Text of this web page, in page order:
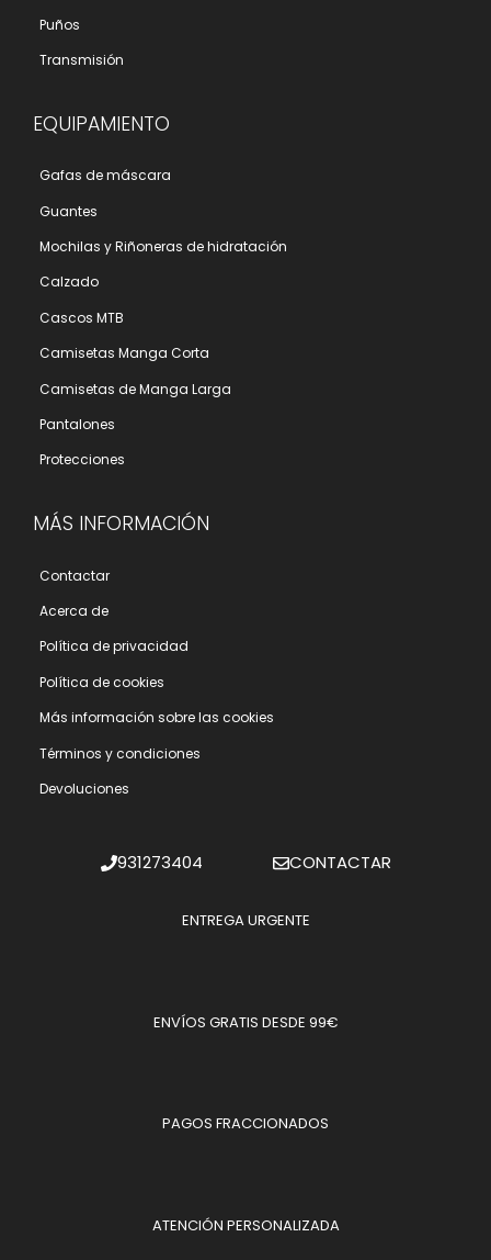
Puños
Transmisión
EQUIPAMIENTO
Gafas de máscara
Guantes
Mochilas y Riñoneras de hidratación
Calzado
Cascos MTB
Camisetas Manga Corta
Camisetas de Manga Larga
Pantalones
Protecciones
MÁS INFORMACIÓN
Contactar
Acerca de
Polí­tica de privacidad
Polí­tica de cookies
Más información sobre las cookies
Términos y condiciones
Devoluciones
931273404 CONTACTAR
ENTREGA URGENTE
ENVÍOS GRATIS DESDE 99€
PAGOS FRACCIONADOS
ATENCIÓN PERSONALIZADA